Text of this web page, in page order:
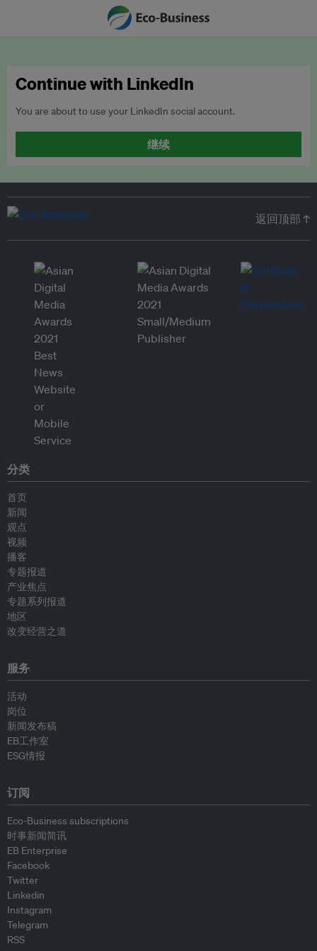
Continue with LinkedIn
You are about to use your LinkedIn social account.
继续
返回顶部 ↑
分类
首页
新闻
观点
视频
播客
专题报道
产业焦点
专题系列报道
地区
改变经营之道
服务
活动
岗位
新闻发布稿
EB工作室
ESG情报
订阅
Eco-Business subscriptions
时事新闻简讯
EB Enterprise
Facebook
Twitter
Linkedin
Instagram
Telegram
RSS